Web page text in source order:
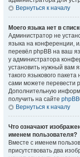
Вернуться к началу
Моего языка нет в
Администратор не
языка на конференции,
перевёл phpBB на ваш
у администратора
установить нужный вам
такого языкового
сами можете перевести
Дополнительную
получить на сайте phpBB
Вернуться к началу
Что означают
именем пользователя?
Вместе с именем
присутствовать два